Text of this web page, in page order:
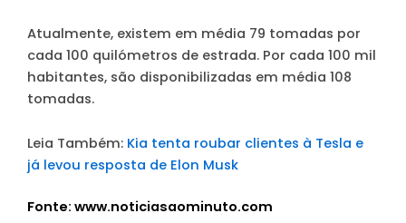
Atualmente, existem em média 79 tomadas por
cada 100 quilómetros de estrada. Por cada 100 mil
habitantes, são disponibilizadas em média 108
tomadas.
Leia Também: Kia tenta roubar clientes à Tesla e
já levou resposta de Elon Musk
Fonte: www.noticiasaominuto.com